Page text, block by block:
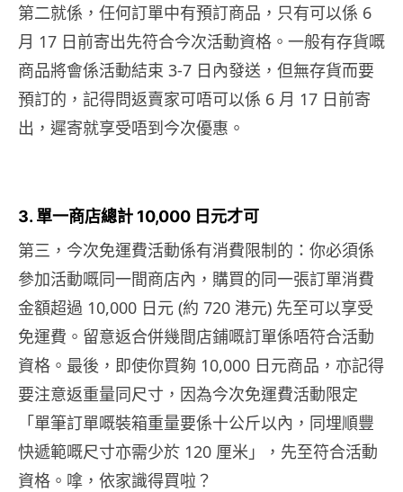
第二就係，任何訂單中有預訂商品，只有可以係 6
月 17 日前寄出先符合今次活動資格。一般有存貨嘅
商品將會係活動結束 3-7 日內發送，但無存貨而要
預訂的，記得問返賣家可唔可以係 6 月 17 日前寄
出，遲寄就享受唔到今次優惠。
3. 單一商店總計 10,000 日元才可
第三，今次免運費活動係有消費限制的：你必須係
參加活動嘅同一間商店內，購買的同一張訂單消費
金額超過 10,000 日元 (約 720 港元) 先至可以享受
免運費。留意返合併幾間店鋪嘅訂單係唔符合活動
資格。最後，即使你買夠 10,000 日元商品，亦記得
要注意返重量同尺寸，因為今次免運費活動限定
「單筆訂單嘅裝箱重量要係十公斤以內，同埋順豐
快遞範嘅尺寸亦需少於 120 厘米」，先至符合活動
資格。嗱，依家識得買啦？